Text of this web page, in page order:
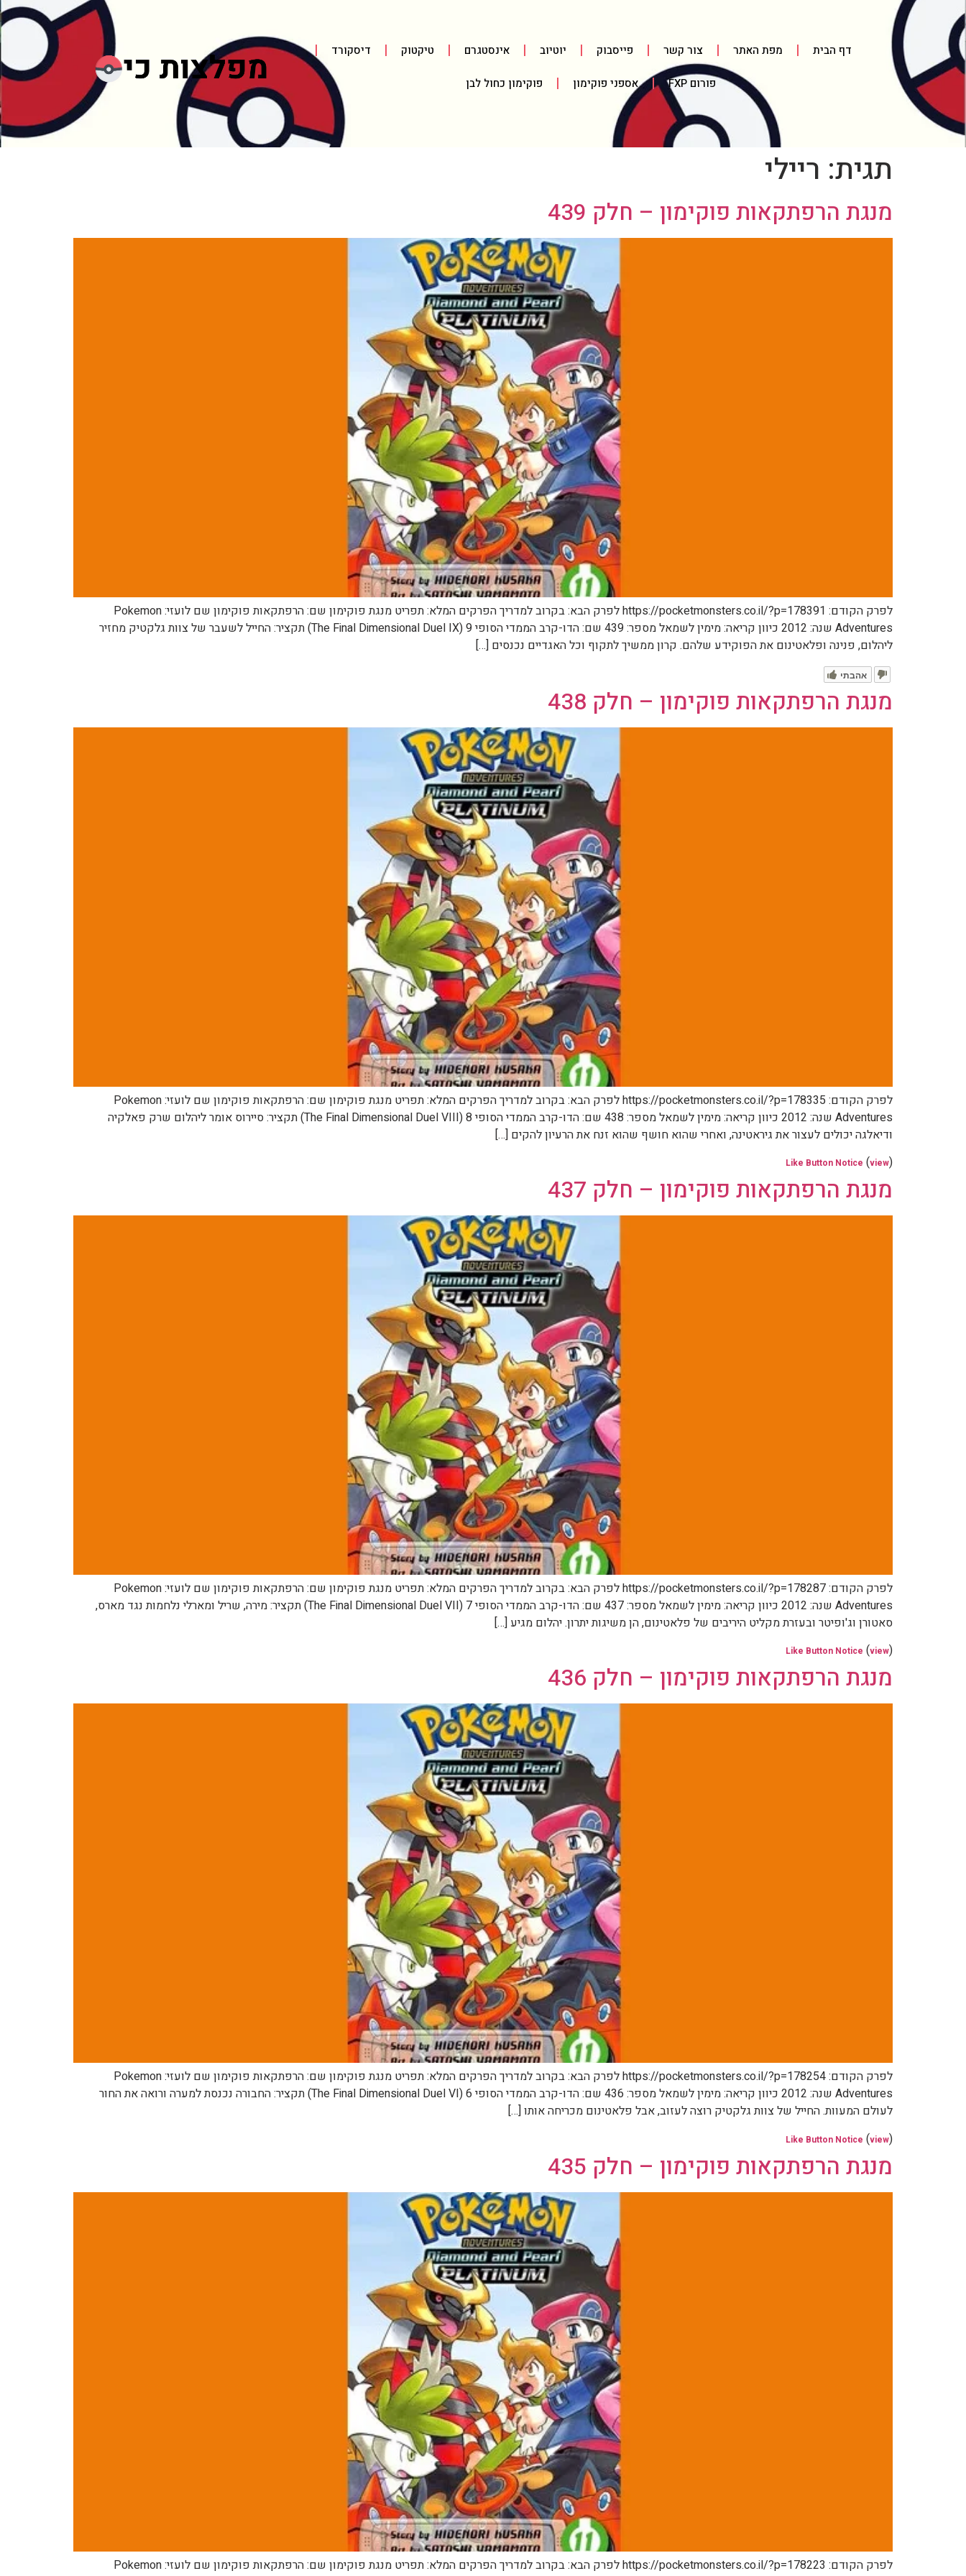
דף הבית מפת האתר צור קשר פייסבוק יוטיוב אינסטגרם טיקטוק דיסקורד
פורום FXP אספני פוקימון פוקימון כחול לבן
תגית: ריילי
מנגת הרפתקאות פוקימון – חלק 439
לפרק הקודם: https://pocketmonsters.co.il/?p=178391 לפרק הבא: בקרוב למדריך הפרקים המלא: תפריט מנגת פוקימון שם: הרפתקאות פוקימון שם לועזי: Pokemon
Adventures שנה: 2012 כיוון קריאה: מימין לשמאל מספר: 439 שם: הדו-קרב הממדי הסופי 9 (The Final Dimensional Duel IX) תקציר: החייל לשעבר של צוות גלקטיק מחזיר
ליהלום, פנינה ופלאטינום את הפוקידע שלהם. קרון ממשיך לתקוף וכל האגדיים נכנסים […]
אהבתי
מנגת הרפתקאות פוקימון – חלק 438
לפרק הקודם: https://pocketmonsters.co.il/?p=178335 לפרק הבא: בקרוב למדריך הפרקים המלא: תפריט מנגת פוקימון שם: הרפתקאות פוקימון שם לועזי: Pokemon
Adventures שנה: 2012 כיוון קריאה: מימין לשמאל מספר: 438 שם: הדו-קרב הממדי הסופי 8 (The Final Dimensional Duel VIII) תקציר: סיירוס אומר ליהלום שרק פאלקיה
ודיאלגה יכולים לעצור את גיראטינה, ואחרי שהוא חושף שהוא זנח את הרעיון להקים […]
Like Button Notice (view)
מנגת הרפתקאות פוקימון – חלק 437
לפרק הקודם: https://pocketmonsters.co.il/?p=178287 לפרק הבא: בקרוב למדריך הפרקים המלא: תפריט מנגת פוקימון שם: הרפתקאות פוקימון שם לועזי: Pokemon
Adventures שנה: 2012 כיוון קריאה: מימין לשמאל מספר: 437 שם: הדו-קרב הממדי הסופי 7 (The Final Dimensional Duel VII) תקציר: מירה, שריל ומארלי נלחמות נגד מארס,
סאטורן וג'ופיטר ובעזרת מקליט היריבים של פלאטינום, הן משיגות יתרון. יהלום מגיע […]
Like Button Notice (view)
מנגת הרפתקאות פוקימון – חלק 436
לפרק הקודם: https://pocketmonsters.co.il/?p=178254 לפרק הבא: בקרוב למדריך הפרקים המלא: תפריט מנגת פוקימון שם: הרפתקאות פוקימון שם לועזי: Pokemon
Adventures שנה: 2012 כיוון קריאה: מימין לשמאל מספר: 436 שם: הדו-קרב הממדי הסופי 6 (The Final Dimensional Duel VI) תקציר: החבורה נכנסת למערה ורואה את החור
לעולם המעוות. החייל של צוות גלקטיק רוצה לעזוב, אבל פלאטינום מכריחה אותו […]
Like Button Notice (view)
מנגת הרפתקאות פוקימון – חלק 435
לפרק הקודם: https://pocketmonsters.co.il/?p=178223 לפרק הבא: בקרוב למדריך הפרקים המלא: תפריט מנגת פוקימון שם: הרפתקאות פוקימון שם לועזי: Pokemon